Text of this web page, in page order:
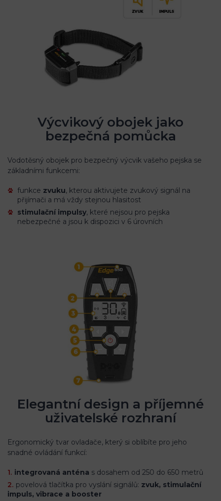
Výcvikový obojek jako
bezpečná pomůcka
Vodotěsný obojek pro bezpečný výcvik vašeho pejska se
základními funkcemi:
funkce zvuku, kterou aktivujete zvukový signál na
přijímači a má vždy stejnou hlasitost
stimulační impulsy, které nejsou pro pejska
nebezpečné a jsou k dispozici v 6 úrovních
Elegantní design a příjemné
uživatelské rozhraní
Ergonomický tvar ovladače, který si oblíbíte pro jeho
snadné ovládání funkcí:
integrovaná anténa s dosahem od 250 do 650 metrů
povelová tlačítka pro vyslání signálů: zvuk, stimulační
impuls, vibrace a booster